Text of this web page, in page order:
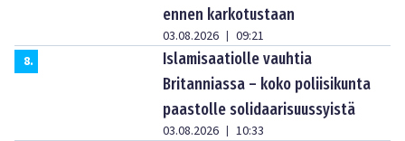
ennen karkotustaan
03.08.2026 | 09:21
8.
Islamisaatiolle vauhtia
Britanniassa – koko poliisikunta
paastolle solidaarisuussyistä
03.08.2026 | 10:33